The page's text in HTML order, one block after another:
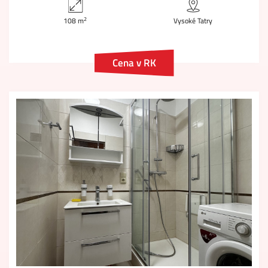
108 m2 Vysoké Tatry
Cena v RK